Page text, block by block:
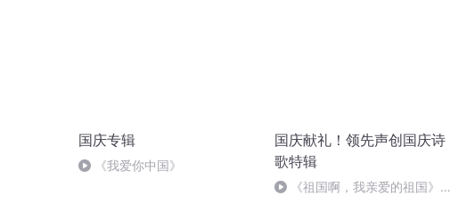
国庆专辑
《我爱你中国》
国庆献礼！领先声创国庆诗
歌特辑
《祖国啊，我亲爱的祖国》温